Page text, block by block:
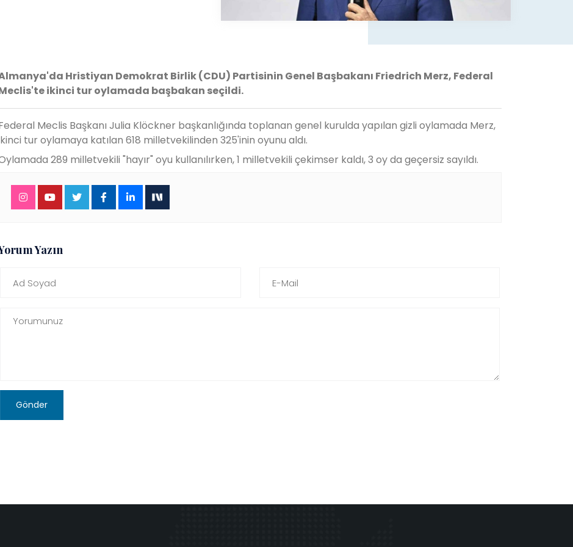
Hristiyan Demokrat Birlik (CDU) Partisinin Genel Başbakanı Friedrich Merz, Federal
ikinci tur oylamada başbakan seçildi.
Meclis Başkanı Julia Klöckner başkanlığında toplanan genel kurulda yapılan gizli oylamada Merz,
tur oylamaya katılan 618 milletvekilinden 325'inin oyunu aldı.
289 milletvekili "hayır" oyu kullanılırken, 1 milletvekili çekimser kaldı, 3 oy da geçersiz sayıldı.
Yazın
Gönder